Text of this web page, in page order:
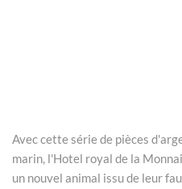
Avec cette série de pièces
marin, l'Hotel royal de la
un nouvel animal issu de leur